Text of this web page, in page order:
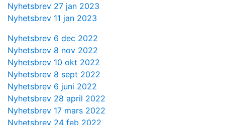
Nyhetsbrev 27 jan 2023
Nyhetsbrev 11 jan 2023
Nyhetsbrev 6 dec 2022
Nyhetsbrev 8 nov 2022
Nyhetsbrev 10 okt 2022
Nyhetsbrev 8 sept 2022
Nyhetsbrev 6 juni 2022
Nyhetsbrev 28 april 2022
Nyhetsbrev 17 mars 2022
Nyhetsbrev 24 feb 2022